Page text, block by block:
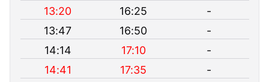
13:20
16:25
-
13:47
16:50
-
14:14
17:10
-
14:41
17:35
-